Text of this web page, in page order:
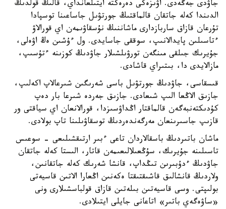
جاۋدى جەڭەدى. اۋىزەكى دەرەكتە ايتىلعانداي، قالىڭ قولدىڭ
الدىندا كەلە جاتقان قالماقتىڭ جورتۋىل جاساعىنا توسپادا
تۇرعان قازاق ساربازدارى ماشاننىڭ نۇسقاۋىمەن اي قورالاۋ
ءتاسىلىن پايدالانىپ، سوققى جاسايدى. ول ءۇشىن ەڭ اۋەلى،
جۇيرىك جىلقى مىنگەن تورۋىلشىلار جاۋدىڭ كوزىنە ءتۇسىپ،
مازالايدى دا، بىتىراي قاشادى.
قىسقاسى، جاۋدىڭ جورتۋىل باسى شەرىگىن شىرعالاپ اكەلىپ،
جازىق الاڭعا الىپ شىعادى. جازىق جەردە شىرعا بار دەپ
كۇدىكتەنبەگەن قالماقتار اڭداۋسىزدا، قورالانعان اي سياقتى ور
قازىپ جاسىرىنعان مەرگەندەردىڭ توسقاۋىلىنا تاپ بولادى.
ماشان باتىردىڭ باسقالاردان تاعى ءبىر ارتىقشىلىعى - سوعىس
تاسىلىنە جۇيرىك، سۇڭعىلالىعىمەن قاتار، الىستا كەلە جاتقان
جاۋدىڭ ءدۇبىرىن تىڭداپ، قانشا شەرىك كەلە جاتقانىن،
ولاردىڭ قانشالىق قاشىقتىقتا ەكەنىن اڭعارا الاتىن قاسيەتى
بولىپتى. وسى قاسيەتىن بىلەتىن قازاق قولباسشىلارى ونى
«ساۋەگەي باتىر» اتاعانى جايلى ايتىلادى.